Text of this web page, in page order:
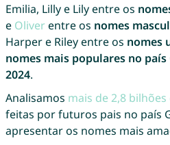
Emilia, Lilly e Lily entre os
e Oliverentre os nomes
Harper e Riley entre os nomes
nomes mais populares no
2024.
Analisamos mais de 2,8
feitas por futuros pais no país
apresentar os nomes mais